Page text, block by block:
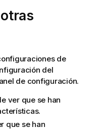
de
del
de configuración.
ver que se han
que se han